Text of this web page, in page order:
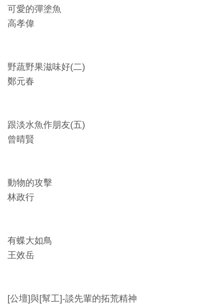
文
創
藏
研
便
民
政
開
資
隱
可愛的彈塗魚
高孝偉
野蔬野果滋味好(二)
鄭元春
跟淡水魚作朋友(五)
曾晴賢
動物的攻擊
林政行
有蝶大如鳥
王效岳
[公壇]與[幫工]-談先輩的拓荒精神